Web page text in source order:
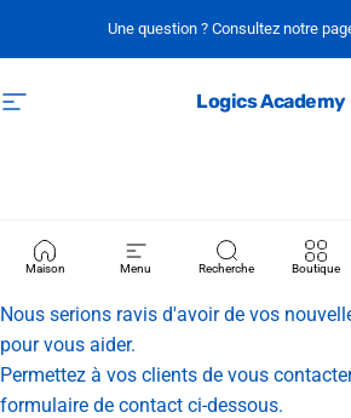
Une question ? Consultez notre
Navigation Logics Academy
Maison Menu Recherche Boutique
Contactez-
Nous serions ravis d'avoir de vos
pour vous aider.
Permettez à vos clients de vous
formulaire de contact ci-dessous.